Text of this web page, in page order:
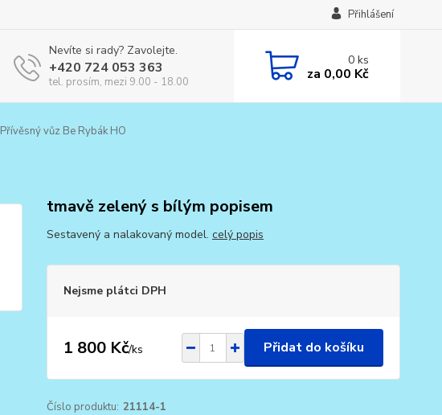
Přihlášení
Nevíte si rady? Zavolejte.
+420 724 053 363
tel. prosím, mezi 9.00 - 18.00
0ks
za 0,00 Kč
Přívěsný vůz Be Rybák HO
tmavě zelený s bílým popisem
Sestavený a nalakovaný model. celý popis
Nejsme plátci DPH
1 800 Kč/ks Přidat do košíku
Číslo produktu: 21114-1